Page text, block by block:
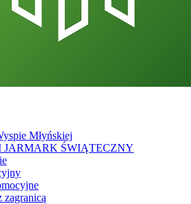
Młyńskiej
JARMARK ŚWIĄTECZNY
zagranicą